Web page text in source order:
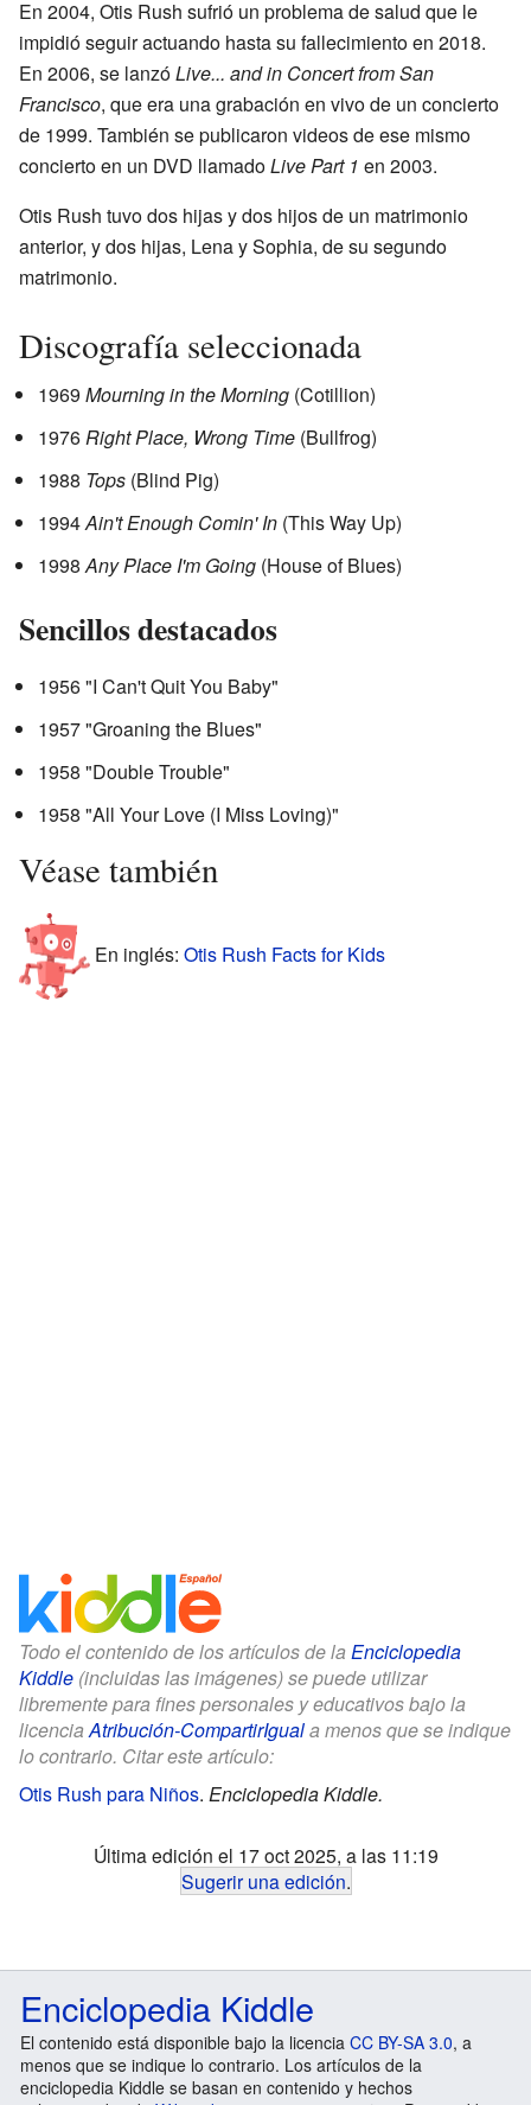
En 2004, Otis Rush sufrió un problema de salud que le
impidió seguir actuando hasta su fallecimiento en 2018.
En 2006, se lanzóLive... and in Concert from San
Francisco, que era una grabación en vivo de un concierto
de 1999. También se publicaron videos de ese mismo
concierto en un DVD llamadoLive Part 1 en 2003.
Otis Rush tuvo dos hijas y dos hijos de un matrimonio
anterior, y dos hijas, Lena y Sophia, de su segundo
matrimonio.
Discografía seleccionada
1969 Mourning in the Morning (Cotillion)
1976Right Place, Wrong Time (Bullfrog)
1988 Tops (Blind Pig)
1994Ain't Enough Comin' In (This Way Up)
1998Any Place I'm Going (House of Blues)
Sencillos destacados
1956 "I Can't Quit You Baby"
1957 "Groaning the Blues"
1958 "Double Trouble"
1958 "All Your Love (I Miss Loving)"
Véase también
En inglés: Otis Rush Facts for Kids
Todo el contenido de los artículos de la Enciclopedia
Kiddle (incluidas las imágenes) se puede utilizar
libremente para fines personales y educativos bajo la
licenciaAtribución-CompartirIguala menos que se indique
lo contrario. Citar este artículo:
Otis Rush para Niños. Enciclopedia Kiddle.
Última edición el 17 oct 2025, a las 11:19
Sugerir una edición.
Enciclopedia Kiddle
El contenido está disponible bajo la licencia CC BY-SA 3.0, a
menos que se indique lo contrario. Los artículos de la
enciclopedia Kiddle se basan en contenido y hechos